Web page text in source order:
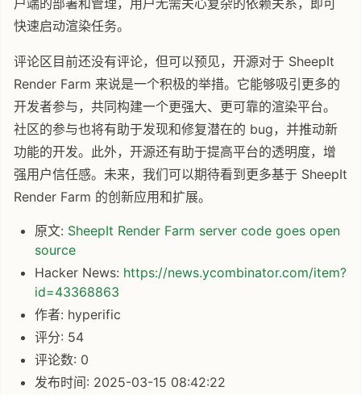
快速启动渲染任务。
评论区目前还没有评论，但可以预见，开源对于 SheepIt
Render Farm 来说是一个积极的举措。它能够吸引更多的
开发者参与，共同构建一个更强大、更可靠的渲染平台。
社区的参与也将有助于发现和修复潜在的 bug，并推动新
功能的开发。此外，开源还有助于提高平台的透明度，增
强用户信任感。未来，我们可以期待看到更多基于 SheepIt
Render Farm 的创新应用和扩展。
原文: SheepIt Render Farm server code goes open
source
Hacker News: https://news.ycombinator.com/item?
id=43368863
作者: hyperific
评分: 54
评论数: 0
发布时间: 2025-03-15 08:42:22